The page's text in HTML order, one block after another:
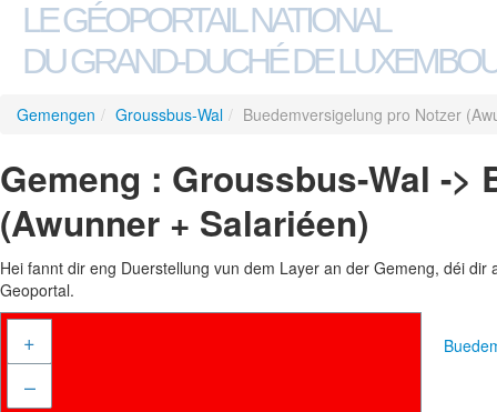
LE GÉOPORTAIL NATIONAL
DU GRAND-DUCHÉ DE
Gemengen / Groussbus-Wal / Buedemversigelung pro Notzer
Gemeng : Groussbus-Wal -
(Awunner + Salariéen)
Hei fannt dir eng Duerstellung vun dem Layer an der Gemeng, déi
Geoportal.
+
–